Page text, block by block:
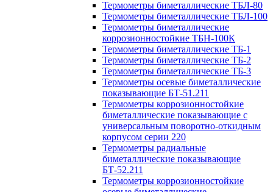
Термометры биметаллические ТБЛ-80
Термометры биметаллические ТБЛ-100
Термометры биметаллические
коррозионностойкие ТБН-100К
Термометры биметаллические ТБ-1
Термометры биметаллические ТБ-2
Термометры биметаллические ТБ-3
Термометры осевые биметаллические
показывающие БТ-51.211
Термометры коррозионностойкие
биметаллические показывающие с
универсальным поворотно-откидным
корпусом серии 220
Термометры радиальные
биметаллические показывающие
БТ-52.211
Термометры коррозионностойкие